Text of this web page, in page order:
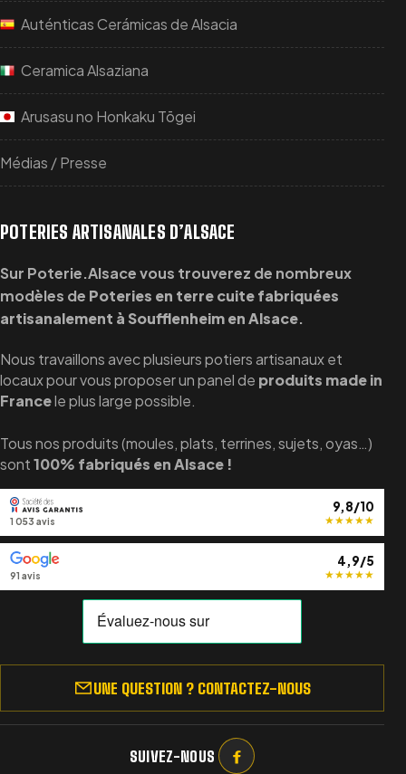
Auténticas Cerámicas de Alsacia
Ceramica Alsaziana
Arusasu no Honkaku Tōgei
Médias / Presse
POTERIES ARTISANALES D’ALSACE
Sur Poterie.Alsace vous trouverez de nombreux
modèles de Poteries en terre cuite fabriquées
artisanalement à Soufflenheim en Alsace.
Nous travaillons avec plusieurs potiers artisanaux et
locaux pour vous proposer un panel de produits made in
Francele plus large possible.
Tous nos produits (moules, plats, terrines, sujets, oyas…)
sont100% fabriqués en Alsace !
9,8/10
★★★★★
1 053 avis
4,9/5
★★★★★
91 avis
UNE QUESTION ? CONTACTEZ-NOUS
SUIVEZ-NOUS